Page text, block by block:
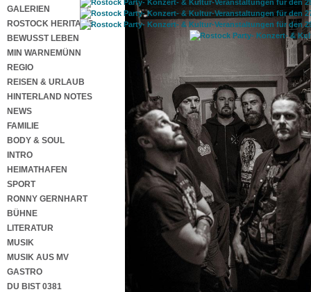
GALERIEN
ROSTOCK HERITAGE
BEWUSST LEBEN
MIN WARNEMÜNN
REGIO
REISEN & URLAUB
HINTERLAND NOTES
NEWS
FAMILIE
BODY & SOUL
INTRO
HEIMATHAFEN
SPORT
RONNY GERNHART
BÜHNE
LITERATUR
MUSIK
MUSIK AUS MV
GASTRO
DU BIST 0381